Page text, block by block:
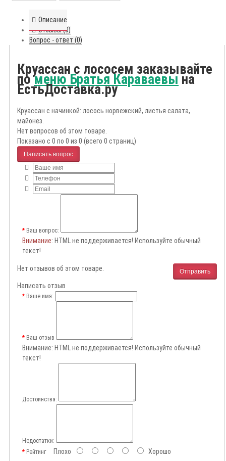
Описание
Отзывы (0)
Вопрос - ответ (0)
Круассан с лососем заказывайте
поменю Братья Караваевына
ЕстьДоставка.ру
Круассан с начинкой: лосось норвежский, листья салата,
майонез.
Нет вопросов об этом товаре.
Показано с 0 по 0 из 0 (всего 0 страниц)
Написать вопрос
Ваш вопрос:
Внимание: HTML не поддерживается! Используйте обычный
текст!
Отправить
Нет отзывов об этом товаре.
Написать отзыв
Ваше имя:
Ваш отзыв
Внимание: HTML не поддерживается! Используйте обычный
текст!
Достоинства:
Недостатки:
РейтингПлохо Хорошо